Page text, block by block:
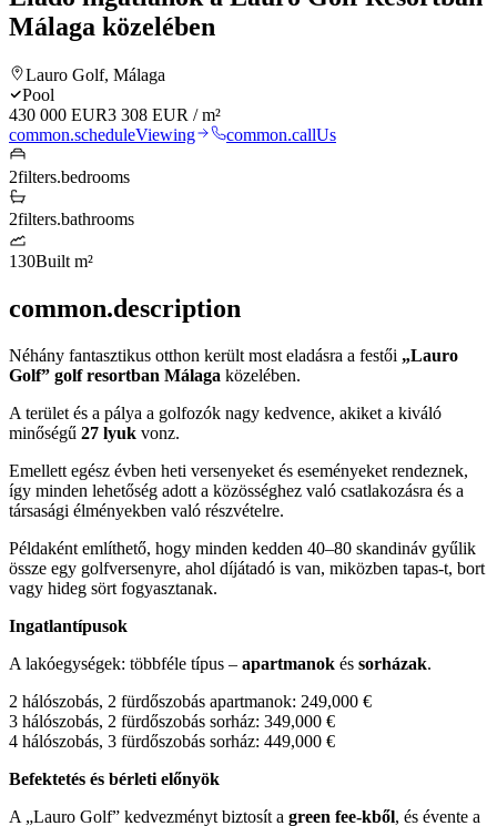
Málaga közelében
Lauro Golf, Málaga
Pool
430 000 EUR3 308 EUR / m²
common.scheduleViewing
common.callUs
2filters.bedrooms
2filters.bathrooms
130Built m²
common.description
Néhány fantasztikus otthon került most eladásra a festői „Lauro
Golf” golf resortban Málaga közelében.
A terület és a pálya a golfozók nagy kedvence, akiket a kiváló
minőségű 27 lyuk vonz.
Emellett egész évben heti versenyeket és eseményeket rendeznek,
így minden lehetőség adott a közösséghez való csatlakozásra és a
társasági élményekben való részvételre.
Példaként említhető, hogy minden kedden 40–80 skandináv gyűlik
össze egy golfversenyre, ahol díjátadó is van, miközben tapas-t, bort
vagy hideg sört fogyasztanak.
Ingatlantípusok
A lakóegységek: többféle típus – apartmanok és sorházak.
2 hálószobás, 2 fürdőszobás apartmanok: 249,000 €
3 hálószobás, 2 fürdőszobás sorház: 349,000 €
4 hálószobás, 3 fürdőszobás sorház: 449,000 €
Befektetés és bérleti előnyök
A „Lauro Golf” kedvezményt biztosít a green fee-kből, és évente a